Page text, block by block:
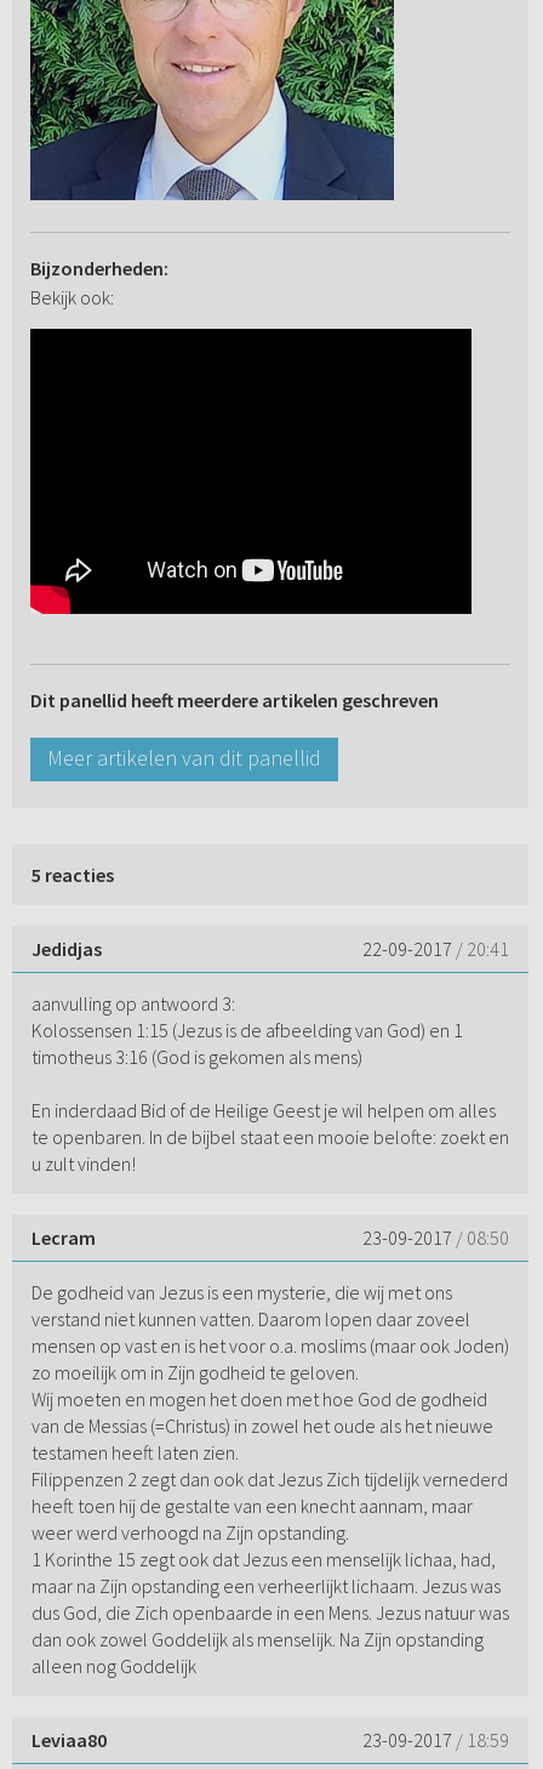
Bijzonderheden:
Bekijk ook:
Dit panellid heeft meerdere artikelen geschreven
Meer artikelen van dit panellid
5 reacties
Jedidjas 22-09-2017 / 20:41
aanvulling op antwoord 3:
Kolossensen 1:15 (Jezus is de afbeelding van God) en 1
timotheus 3:16 (God is gekomen als mens)
En inderdaad Bid of de Heilige Geest je wil helpen om alles
te openbaren. In de bijbel staat een mooie belofte: zoekt en
u zult vinden!
Lecram 23-09-2017 / 08:50
De godheid van Jezus is een mysterie, die wij met ons
verstand niet kunnen vatten. Daarom lopen daar zoveel
mensen op vast en is het voor o.a. moslims (maar ook Joden)
zo moeilijk om in Zijn godheid te geloven.
Wij moeten en mogen het doen met hoe God de godheid
van de Messias (=Christus) in zowel het oude als het nieuwe
testamen heeft laten zien.
Filippenzen 2 zegt dan ook dat Jezus Zich tijdelijk vernederd
heeft toen hij de gestalte van een knecht aannam, maar
weer werd verhoogd na Zijn opstanding.
1 Korinthe 15 zegt ook dat Jezus een menselijk lichaa, had,
maar na Zijn opstanding een verheerlijkt lichaam. Jezus was
dus God, die Zich openbaarde in een Mens. Jezus natuur was
dan ook zowel Goddelijk als menselijk. Na Zijn opstanding
alleen nog Goddelijk
Leviaa80 23-09-2017 / 18:59